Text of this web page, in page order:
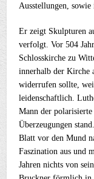
Ausstellungen, sowie
Er zeigt Skulpturen
verfolgt. Vor 504
Schlosskirche zu
innerhalb der Kirche
widerrufen sollte,
leidenschaftlich.
Mann der
Überzeugungen
Blatt vor den Mund
Faszination aus und
Jahren nichts von